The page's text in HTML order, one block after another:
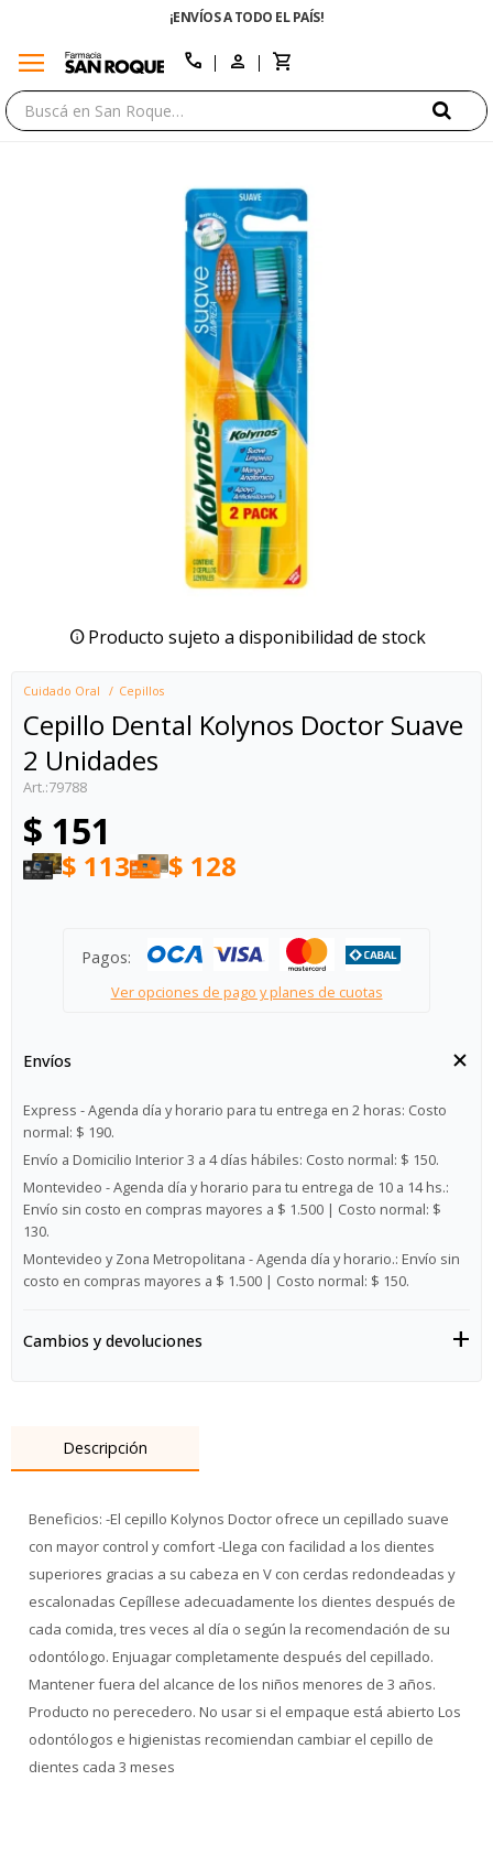
¡ENVÍOS A TODO EL PAÍS!
menu call
Producto sujeto a disponibilidad de stock
Cuidado Oral Cepillos
Cepillo Dental Kolynos Doctor Suave
2 Unidades
79788
$ 151
$ 113 $ 128
Pagos:
Ver opciones de pago y planes de cuotas
Envíos
Express - Agenda día y horario para tu entrega en 2 horas: Costo
normal: $ 190.
Envío a Domicilio Interior 3 a 4 días hábiles: Costo normal: $ 150.
Montevideo - Agenda día y horario para tu entrega de 10 a 14 hs.:
Envío sin costo en compras mayores a $ 1.500 | Costo normal: $
130.
Montevideo y Zona Metropolitana - Agenda día y horario.: Envío sin
costo en compras mayores a $ 1.500 | Costo normal: $ 150.
Cambios y devoluciones
Descripción
Beneficios: -El cepillo Kolynos Doctor ofrece un cepillado suave
con mayor control y comfort -Llega con facilidad a los dientes
superiores gracias a su cabeza en V con cerdas redondeadas y
escalonadas Cepíllese adecuadamente los dientes después de
cada comida, tres veces al día o según la recomendación de su
odontólogo. Enjuagar completamente después del cepillado.
Mantener fuera del alcance de los niños menores de 3 años.
Producto no perecedero. No usar si el empaque está abierto Los
odontólogos e higienistas recomiendan cambiar el cepillo de
dientes cada 3 meses
close